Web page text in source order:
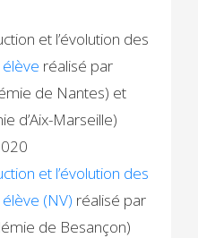
et l’évolution des
réalisé par
de Nantes) et
d’Aix-Marseille)
et l’évolution des
(NV) réalisé par
de Besançon)